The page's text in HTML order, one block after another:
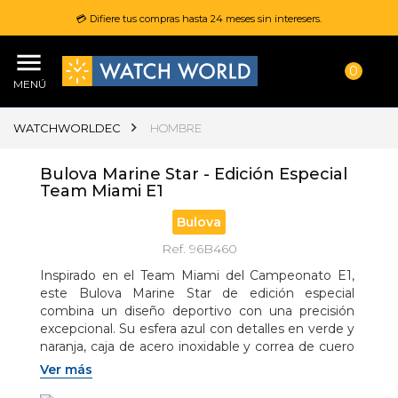
💳 Difiere tus compras hasta 24 meses sin interesers.
MENÚ
0
WATCHWORLDEC HOMBRE
Bulova Marine Star - Edición Especial
Team Miami E1
Bulova
Ref. 96B460
Inspirado en el Team Miami del Campeonato E1,
este Bulova Marine Star de edición especial
combina un diseño deportivo con una precisión
excepcional. Su esfera azul con detalles en verde y
naranja, caja de acero inoxidable y correa de cuero
y silicona lo convierten en un símbolo de velocidad
e innovación.
Ver más